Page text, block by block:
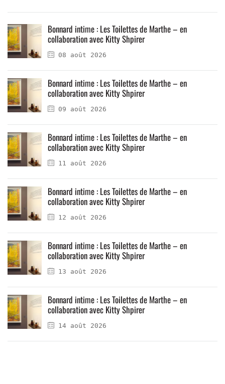
08 août 2026
Bonnard intime : Les Toilettes de Marthe – en
collaboration avec Kitty Shpirer
09 août 2026
Bonnard intime : Les Toilettes de Marthe – en
collaboration avec Kitty Shpirer
11 août 2026
Bonnard intime : Les Toilettes de Marthe – en
collaboration avec Kitty Shpirer
12 août 2026
Bonnard intime : Les Toilettes de Marthe – en
collaboration avec Kitty Shpirer
13 août 2026
Bonnard intime : Les Toilettes de Marthe – en
collaboration avec Kitty Shpirer
14 août 2026
Bonnard intime : Les Toilettes de Marthe – en
collaboration avec Kitty Shpirer